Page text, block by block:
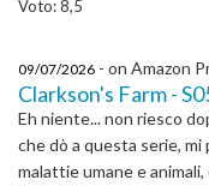
Voto: 8,5
09/07/2026 - on Amazon
Clarkson's Farm -
Eh niente... non riesco
che dò a questa serie,
malattie umane e